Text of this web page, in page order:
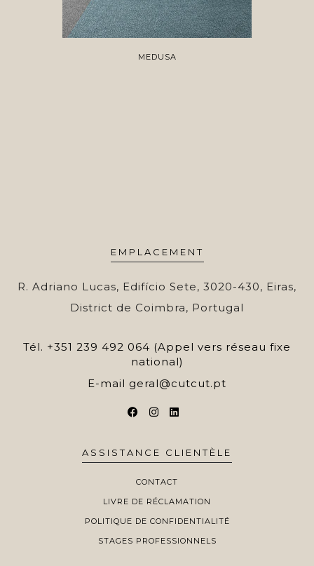
MEDUSA
EMPLACEMENT
R. Adriano Lucas, Edifício Sete, 3020-430, Eiras,
District de Coimbra, Portugal
Tél. +351 239 492 064 (Appel vers réseau fixe
national)
E-mail geral@cutcut.pt
ASSISTANCE CLIENTÈLE
CONTACT
LIVRE DE RÉCLAMATION
POLITIQUE DE CONFIDENTIALITÉ
STAGES PROFESSIONNELS